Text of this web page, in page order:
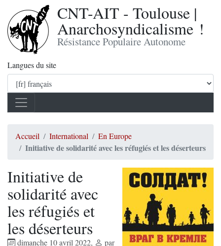
CNT-AIT - Toulouse |
Anarchosyndicalisme !
Résistance Populaire Autonome
Langues du site
Accueil International En Europe
Initiative de solidarité avec les réfugiés et les déserteurs
Initiative de
solidarité avec
les réfugiés et
les déserteurs
dimanche 10 avril 2022,
par